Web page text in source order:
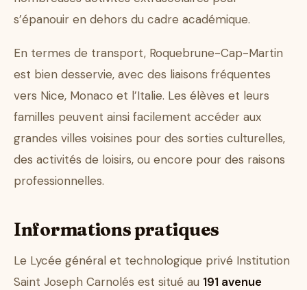
s’épanouir en dehors du cadre académique.
En termes de transport, Roquebrune-Cap-Martin
est bien desservie, avec des liaisons fréquentes
vers Nice, Monaco et l’Italie. Les élèves et leurs
familles peuvent ainsi facilement accéder aux
grandes villes voisines pour des sorties culturelles,
des activités de loisirs, ou encore pour des raisons
professionnelles.
Informations pratiques
Le Lycée général et technologique privé Institution
Saint Joseph Carnolés est situé au 191 avenue